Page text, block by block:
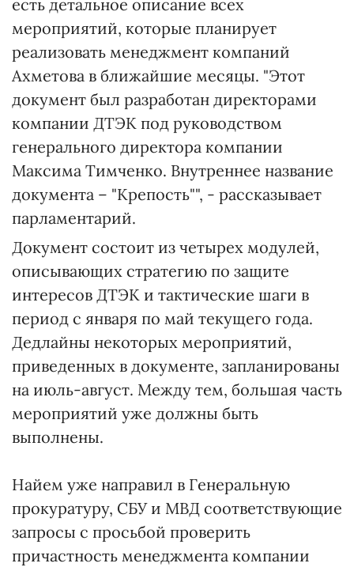
есть детальное описание всех
мероприятий, которые планирует
реализовать менеджмент компаний
Ахметова в ближайшие месяцы. "Этот
документ был разработан директорами
компании ДТЭК под руководством
генерального директора компании
Максима Тимченко. Внутреннее название
документа – "Крепость"", - рассказывает
парламентарий.
Документ состоит из четырех модулей,
описывающих стратегию по защите
интересов ДТЭК и тактические шаги в
период с января по май текущего года.
Дедлайны некоторых мероприятий,
приведенных в документе, запланированы
на июль-август. Между тем, большая часть
мероприятий уже должны быть
выполнены.
Найем уже направил в Генеральную
прокуратуру, СБУ и МВД соответствующие
запросы с просьбой проверить
причастность менеджмента компании